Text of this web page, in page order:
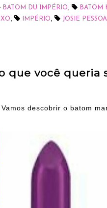
BATOM DU IMPÉRIO BATOM
IMPÉRIO JOSIE PESSOA
que você queria
descobrir o batom